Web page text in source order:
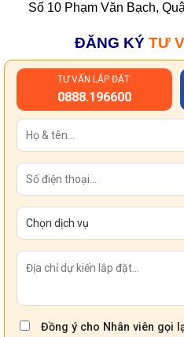
Số 10 Phạm Văn Bạch,
ĐĂNG KÝ TƯ
TƯ VẤN LẮP ĐẶT:
0888.196600
Đồng ý cho Nhân viên gọi